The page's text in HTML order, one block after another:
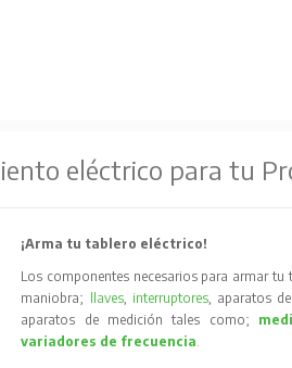
eléctrico para tu
¡Arma tu tablero eléctrico!
Los componentes necesarios para armar tu
maniobra;
llaves, interruptores, aparatos
aparatos de medición tales como;
variadores de frecuencia.